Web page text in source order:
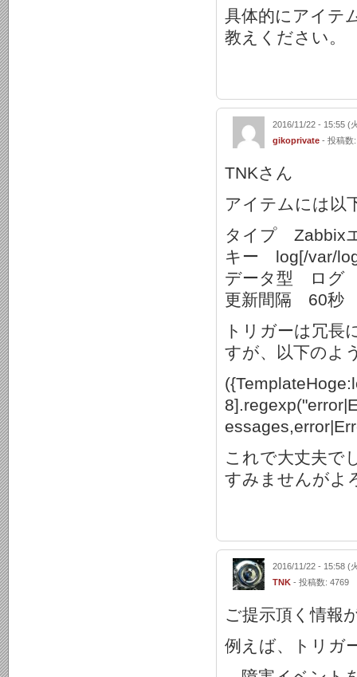
具体的にアイテ
教えください。
2016/11/22 - 15:55 (
gikoprivate - 投稿数
TNKさん
アイテムには以
タイプ Zabbix
キー log[/var/
データ型 ログ
更新間隔 60秒
トリガーは冗長
すが、以下のよ
これで大丈夫で
すみませんがよ
2016/11/22 - 15:58 (
TNK - 投稿数: 4769
ご提示頂く情報
例えば、トリガ